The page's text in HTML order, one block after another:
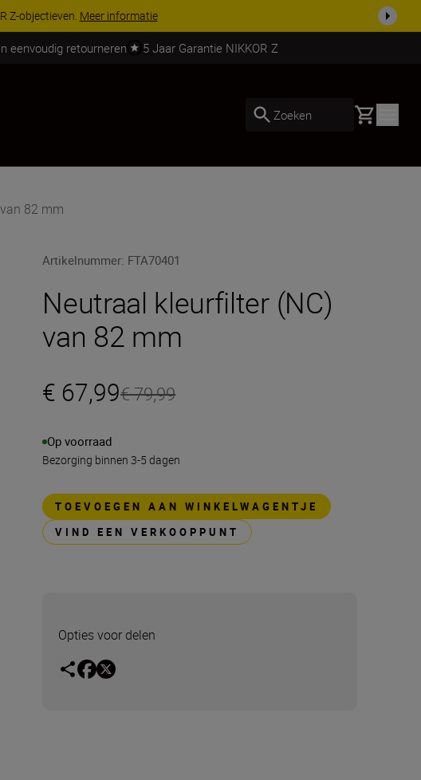
Z-objectieven. Meer informatie
eenvoudig retourneren 5 Jaar Garantie NIKKOR Z
Zoeken Basket
82 mm
Artikelnummer: FTA70401
Neutraal kleurfilter (NC)
van 82 mm
€ 67,99€ 79,99
Op voorraad
Bezorging binnen 3-5 dagen
TOEVOEGEN AAN WINKELWAGENTJE
VIND EEN VERKOOPPUNT
Opties voor delen